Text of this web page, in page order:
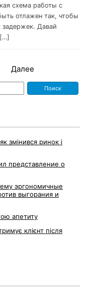
схема работы с
отлажен так, чтобы
задержек. Давай
Далее
змінився ринок і
представление о
эргономичные
выгорания и
апетиту
клієнт після